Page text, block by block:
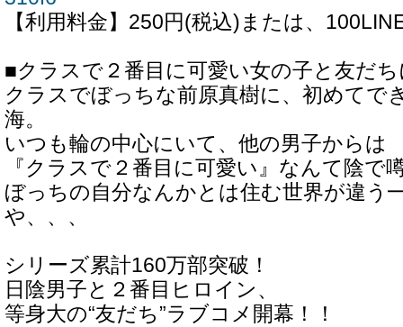
【利用料金】250円(税込)または、
■クラスで２番目に可愛い女の子と友だ
クラスでぼっちな前原真樹に、初めてで
海。
いつも輪の中心にいて、他の男子からは
『クラスで２番目に可愛い』なんて陰で
ぼっちの自分なんかとは住む世界が違
や、、、
シリーズ累計160万部突破！
日陰男子と２番目ヒロイン、
等身大の“友だち”ラブコメ開幕！！